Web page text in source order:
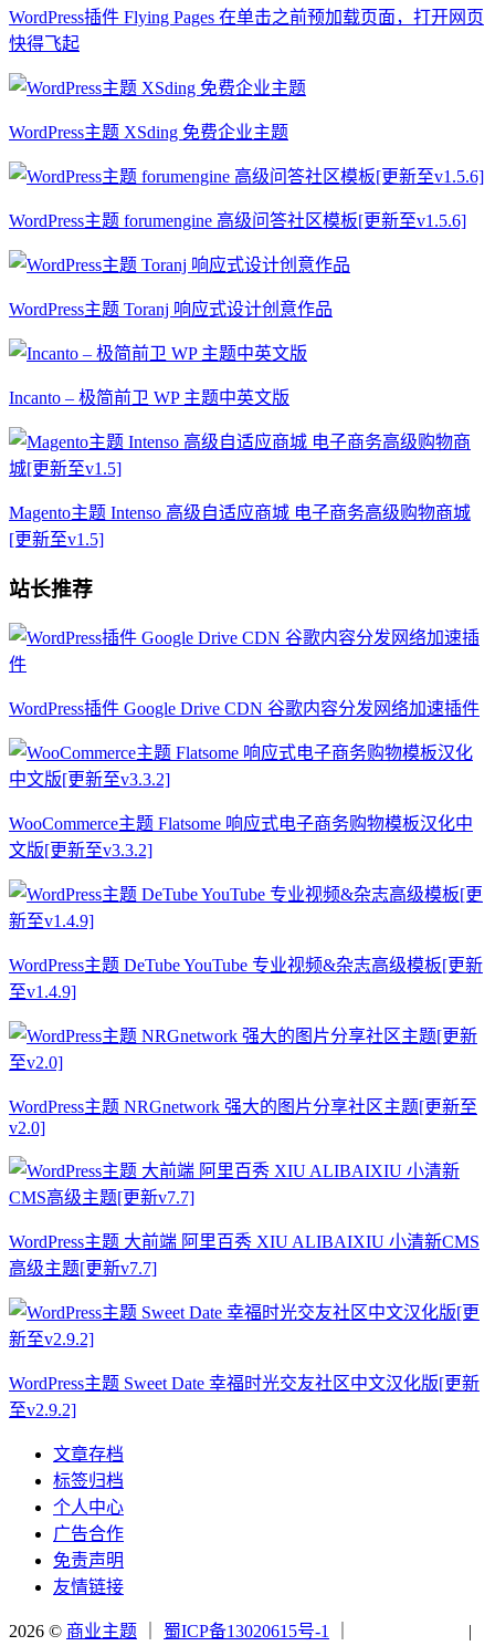
WordPress插件 Flying Pages 在单击之前预加载页面，打开网页
快得飞起
WordPress主题 XSding 免费企业主题
WordPress主题 forumengine 高级问答社区模板[更新至v1.5.6]
WordPress主题 Toranj 响应式设计创意作品
Incanto – 极简前卫 WP 主题中英文版
Magento主题 Intenso 高级自适应商城 电子商务高级购物商城
[更新至v1.5]
站长推荐
WordPress插件 Google Drive CDN 谷歌内容分发网络加速插件
WooCommerce主题 Flatsome 响应式电子商务购物模板汉化中
文版[更新至v3.3.2]
WordPress主题 DeTube YouTube 专业视频&杂志高级模板[更新
至v1.4.9]
WordPress主题 NRGnetwork 强大的图片分享社区主题[更新至
v2.0]
WordPress主题 大前端 阿里百秀 XIU ALIBAIXIU 小清新CMS
高级主题[更新v7.7]
WordPress主题 Sweet Date 幸福时光交友社区中文汉化版[更新
至v2.9.2]
文章存档
标签归档
个人中心
广告合作
免责声明
友情链接
2026 © 商业主题 蜀ICP备13020615号-1 |